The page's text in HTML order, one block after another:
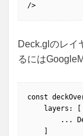
/>
Deck.glのレイ
るには
const